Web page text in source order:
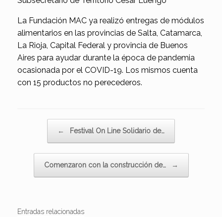
La Fundación MAC ya realizó entregas de módulos
alimentarios en las provincias de Salta, Catamarca,
La Rioja, Capital Federal y provincia de Buenos
Aires para ayudar durante la época de pandemia
ocasionada por el COVID-19. Los mismos cuenta
con 15 productos no perecederos.
← Festival On Line Solidario de…
Comenzaron con la construcción de… →
Entradas relacionadas